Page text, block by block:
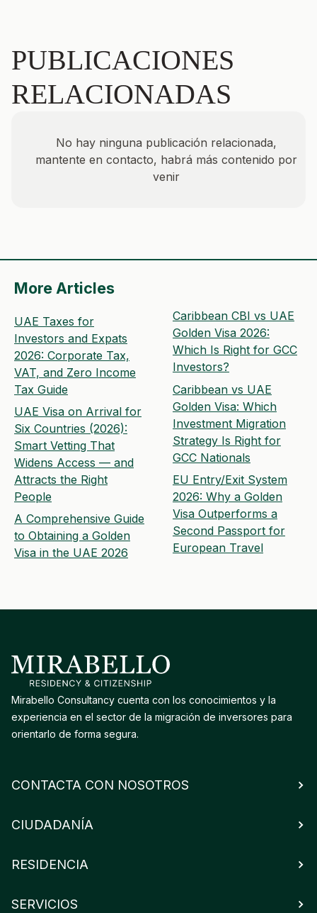
PUBLICACIONES
RELACIONADAS
No hay ninguna publicación relacionada,
mantente en contacto, habrá más contenido por
venir
More Articles
UAE Taxes for
Investors and Expats
2026: Corporate Tax,
VAT, and Zero Income
Tax Guide
UAE Visa on Arrival for
Six Countries (2026):
Smart Vetting That
Widens Access — and
Attracts the Right
People
A Comprehensive Guide
to Obtaining a Golden
Visa in the UAE 2026
Caribbean CBI vs UAE
Golden Visa 2026:
Which Is Right for GCC
Investors?
Caribbean vs UAE
Golden Visa: Which
Investment Migration
Strategy Is Right for
GCC Nationals
EU Entry/Exit System
2026: Why a Golden
Visa Outperforms a
Second Passport for
European Travel
Mirabello Consultancy cuenta con los conocimientos y la
experiencia en el sector de la migración de inversores para
orientarlo de forma segura.
CONTACTA CON NOSOTROS
CIUDADANÍA
RESIDENCIA
SERVICIOS